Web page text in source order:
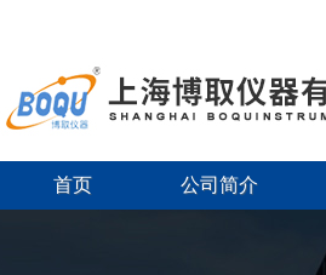
首页 公司简介